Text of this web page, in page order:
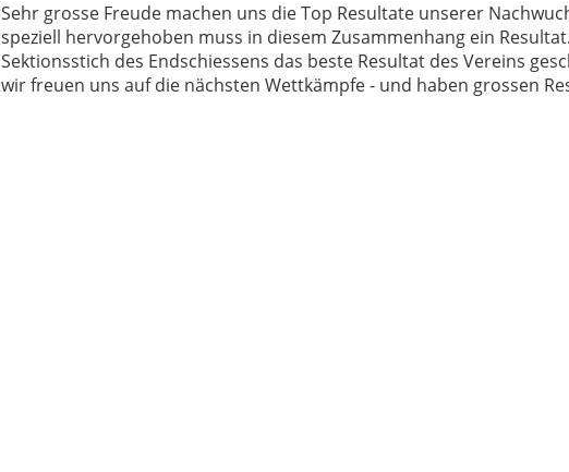
Sehr grosse Freude machen uns die Top Resultate unserer
speziell hervorgehoben muss in diesem Zusammenhang ein
Sektionsstich des Endschiessens das beste Resultat des Vereins
wir freuen uns auf die nächsten Wettkämpfe - und haben grossen